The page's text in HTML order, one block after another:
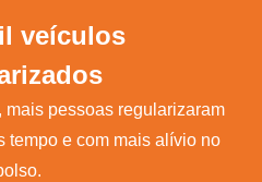
veículos
pessoas regularizaram
tempo e com mais alívio no